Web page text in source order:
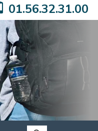
01.56.32.31.00